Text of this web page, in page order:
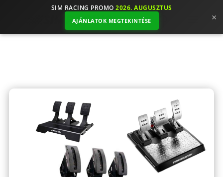
SIM RACING PROMO 2026. AUGUSZTUS
AJÁNLATOK MEGTEKINTÉSE ×